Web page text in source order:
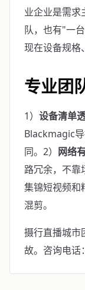
业企业是需
队，也有"一
现在设备规格
专业团
1） 设备清单透
Blackmagic
同。2） 网络
路冗余，不靠
集锦短视频和
混剪。
摄行直播城市
故。咨询电话